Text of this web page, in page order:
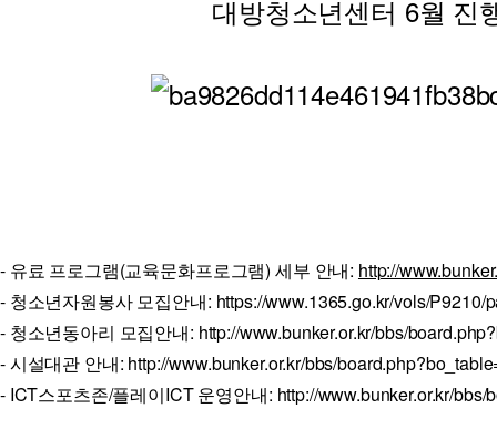
대방청소년센터 6월 진
- 유료 프로그램(교육문화프로그램) 세부 안내: http://
- 청소년자원봉사 모집안내: https://www.1365.go.kr/vols/
- 청소년동아리 모집안내: http://www.bunker.or.kr/bbs/
- 시설대관 안내: http://www.bunker.or.kr/bbs/
- ICT스포츠존/플레이ICT 운영안내: http://www.bunker.or.kr/